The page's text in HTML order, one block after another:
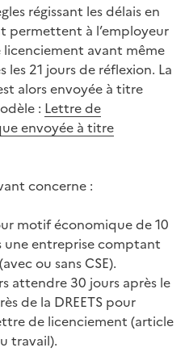
régissant les délais en
permettent à l’employeur
avant même
les 21 jours de réflexion. La
alors envoyée à titre
: Lettre de
envoyée à titre
concerne :
motif économique de 10
une entreprise comptant
ou sans CSE).
attendre 30 jours après le
de la DREETS pour
de licenciement (article
travail).